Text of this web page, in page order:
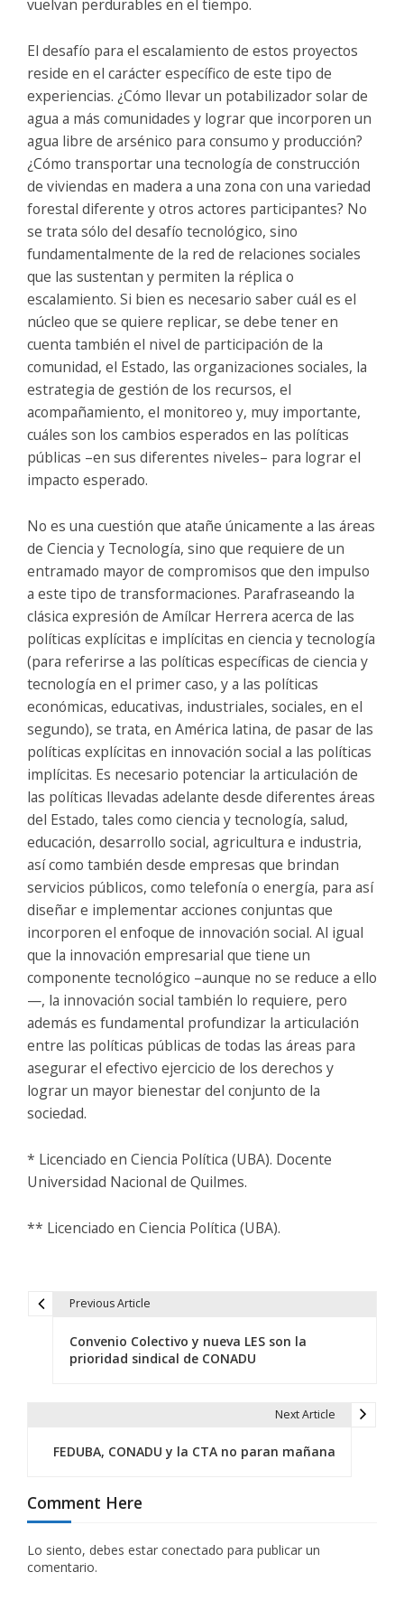
vuelvan perdurables en el tiempo.
El desafío para el escalamiento de estos proyectos
reside en el carácter específico de este tipo de
experiencias. ¿Cómo llevar un potabilizador solar de
agua a más comunidades y lograr que incorporen un
agua libre de arsénico para consumo y producción?
¿Cómo transportar una tecnología de construcción
de viviendas en madera a una zona con una variedad
forestal diferente y otros actores participantes? No
se trata sólo del desafío tecnológico, sino
fundamentalmente de la red de relaciones sociales
que las sustentan y permiten la réplica o
escalamiento. Si bien es necesario saber cuál es el
núcleo que se quiere replicar, se debe tener en
cuenta también el nivel de participación de la
comunidad, el Estado, las organizaciones sociales, la
estrategia de gestión de los recursos, el
acompañamiento, el monitoreo y, muy importante,
cuáles son los cambios esperados en las políticas
públicas –en sus diferentes niveles– para lograr el
impacto esperado.
No es una cuestión que atañe únicamente a las áreas
de Ciencia y Tecnología, sino que requiere de un
entramado mayor de compromisos que den impulso
a este tipo de transformaciones. Parafraseando la
clásica expresión de Amílcar Herrera acerca de las
políticas explícitas e implícitas en ciencia y tecnología
(para referirse a las políticas específicas de ciencia y
tecnología en el primer caso, y a las políticas
económicas, educativas, industriales, sociales, en el
segundo), se trata, en América latina, de pasar de las
políticas explícitas en innovación social a las políticas
implícitas. Es necesario potenciar la articulación de
las políticas llevadas adelante desde diferentes áreas
del Estado, tales como ciencia y tecnología, salud,
educación, desarrollo social, agricultura e industria,
así como también desde empresas que brindan
servicios públicos, como telefonía o energía, para así
diseñar e implementar acciones conjuntas que
incorporen el enfoque de innovación social. Al igual
que la innovación empresarial que tiene un
componente tecnológico –aunque no se reduce a ello
—, la innovación social también lo requiere, pero
además es fundamental profundizar la articulación
entre las políticas públicas de todas las áreas para
asegurar el efectivo ejercicio de los derechos y
lograr un mayor bienestar del conjunto de la
sociedad.
* Licenciado en Ciencia Política (UBA). Docente
Universidad Nacional de Quilmes.
** Licenciado en Ciencia Política (UBA).
c
i
ó
Previous Article
Convenio Colectivo y nueva LES son la
prioridad sindical de CONADU
Next Article
FEDUBA, CONADU y la CTA no paran mañana
Comment Here
Lo siento, debes estar conectado para publicar un
comentario.